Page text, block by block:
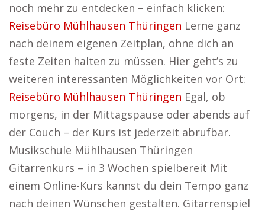
noch mehr zu entdecken – einfach klicken:
Reisebüro Mühlhausen Thüringen Lerne ganz
nach deinem eigenen Zeitplan, ohne dich an
feste Zeiten halten zu müssen. Hier geht’s zu
weiteren interessanten Möglichkeiten vor Ort:
Reisebüro Mühlhausen Thüringen Egal, ob
morgens, in der Mittagspause oder abends auf
der Couch – der Kurs ist jederzeit abrufbar.
Musikschule Mühlhausen Thüringen
Gitarrenkurs – in 3 Wochen spielbereit Mit
einem Online-Kurs kannst du dein Tempo ganz
nach deinen Wünschen gestalten. Gitarrenspiel